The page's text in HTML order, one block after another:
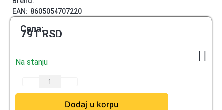
EAN: 8605054707220
Cena:
791RSD
Na stanju
Dodaj u korpu